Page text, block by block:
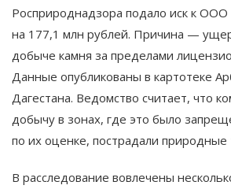
Росприроднадзора подало иск к ООО
на 177,1 млн рублей. Причина —
добыче камня за пределами
Данные опубликованы в картотеке
Дагестана. Ведомство считает, что
добычу в зонах, где это было
по их оценке, пострадали природные
В расследование вовлечены